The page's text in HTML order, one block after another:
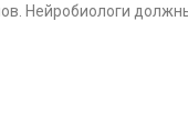
Нейробиологи